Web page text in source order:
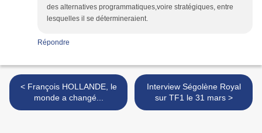
des alternatives programmatiques,voire stratégiques, entre
lesquelles il se détermineraient.
Répondre
< François HOLLANDE, le
monde a changé...
Interview Ségolène Royal
sur TF1 le 31 mars >